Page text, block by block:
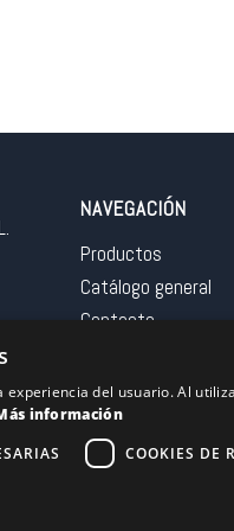
NAVEGACIÓN
Productos
Catálogo general
Contacto
del usuario. Al
información
COOKIES DE